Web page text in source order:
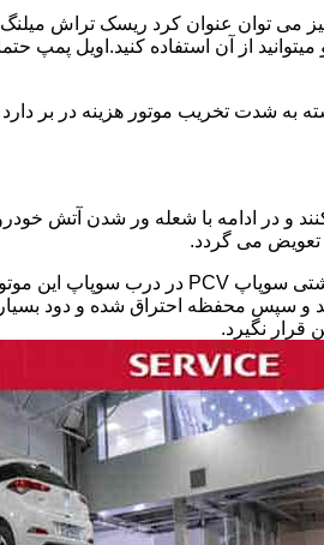
نیز می توان عنوان کرد ریسک تراش
از آن استفاده کنید.اویل پمپ
یاتاقان زده در صورتی که شاتون نزده باشند بین 17 ملیون تا سی ملیون
و در ادامه با شعله ور شدن آتش
و سپس محفظه احتراق شده و دود
نگیرد.